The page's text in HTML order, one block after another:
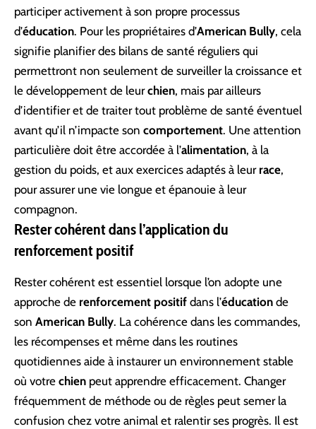
participer activement à son propre processus
d’éducation. Pour les propriétaires d’American Bully, cela
signifie planifier des bilans de santé réguliers qui
permettront non seulement de surveiller la croissance et
le développement de leurchien, mais par ailleurs
d’identifier et de traiter tout problème de santé éventuel
avant qu’il n’impacte son comportement. Une attention
particulière doit être accordée à l’alimentation, à la
gestion du poids, et aux exercices adaptés à leur race,
pour assurer une vie longue et épanouie à leur
compagnon.
Rester cohérent dans l’application du
renforcement positif
Rester cohérent est essentiel lorsque l’on adopte une
approche de renforcement positif dans l’éducation de
son American Bully. La cohérence dans les commandes,
les récompenses et même dans les routines
quotidiennes aide à instaurer un environnement stable
où votre chien peut apprendre efficacement. Changer
fréquemment de méthode ou de règles peut semer la
confusion chez votre animal et ralentir ses progrès. Il est